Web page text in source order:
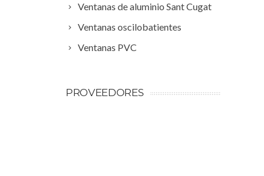
Ventanas de aluminio Sant Cugat
Ventanas oscilobatientes
Ventanas PVC
PROVEEDORES